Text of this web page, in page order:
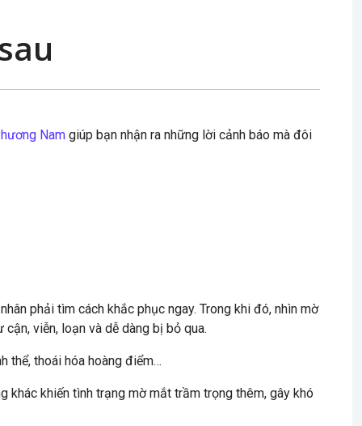
Nam giúp bạn nhận ra những lời cảnh báo mà đôi
phải tìm cách khắc phục ngay. Trong khi đó, nhìn mờ
viễn, loạn và dễ dàng bị bỏ qua.
thể, thoái hóa hoàng điểm…
khác khiến tình trạng mờ mắt trầm trọng thêm, gây khó